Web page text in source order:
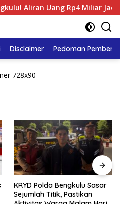
Aliran Uang Rp4 Miliar Jadi
Disclaimer Pedoman
KRYD Polda Bengkulu Sasar
Sejumlah Titik, Pastikan